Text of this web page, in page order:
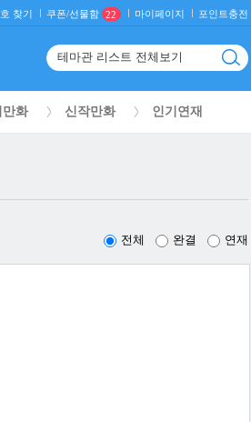
찾기 쿠폰/선물함 22 마이페이지 포인트충전
만화 신작만화 인기연재
전체 완결 연재